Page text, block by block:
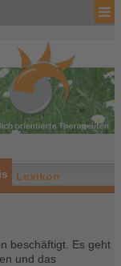
Lexikon
beschäftigt. Es geht
und das